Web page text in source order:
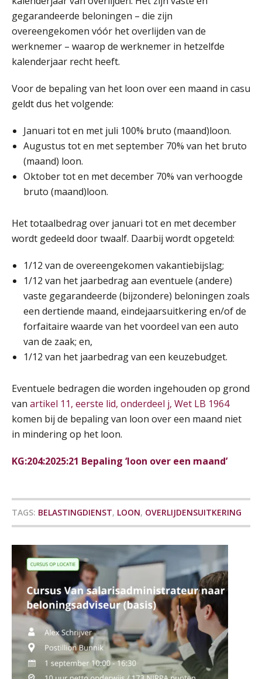
gegarandeerde beloningen – die zijn
overeengekomen vóór het overlijden van de
werknemer – waarop de werknemer in hetzelfde
kalenderjaar recht heeft.
Voor de bepaling van het loon over een maand in casu
geldt dus het volgende:
Januari tot en met juli 100% bruto (maand)loon.
Augustus tot en met september 70% van het bruto
(maand) loon.
Oktober tot en met december 70% van verhoogde
bruto (maand)loon.
Het totaalbedrag over januari tot en met december
wordt gedeeld door twaalf. Daarbij wordt opgeteld:
1/12 van de overeengekomen vakantiebijslag;
1/12 van het jaarbedrag aan eventuele (andere)
vaste gegarandeerde (bijzondere) beloningen zoals
een dertiende maand, eindejaarsuitkering en/of de
forfaitaire waarde van het voordeel van een auto
van de zaak; en,
1/12 van het jaarbedrag van een keuzebudget.
Eventuele bedragen die worden ingehouden op grond
van artikel 11, eerste lid, onderdeel j, Wet LB 1964
komen bij de bepaling van loon over een maand niet
in mindering op het loon.
KG:204:2025:21 Bepaling ‘loon over een maand’
TAGS: BELASTINGDIENST, LOON, OVERLIJDENSUITKERING
AUG
MOCuitgevers
28
AUG
Online Vakopleiding Payroll Services (VPS)
MOCuitgevers
28
AUG
Opfriscursus VPS (NIRPA PE)
Markus Verbeek Praehep
31
AUG
Praktijkdiploma Loonadministratie (PDL®)
Markus Verbeek Praehep
01
SEP
Cursus Van salarisadministrateur naar beloningsadviseur (basis)
MOCuitgevers
03
SEP
Online cursus Wwft voor salarisadministrateurs (inclusief praktijkmodellen)
MOCuitgevers
07
Online cursus Bedingen in de arbeidsovereenkomst
MOCuitgevers
08
SEP
Online Excel training voor de salarisadministrateur (verdieping)
SEP
MOCuitgevers
09
SEP
Cursus Samenwerken financiële- en salarisadministratie
MOCuitgevers
16
Online cursus Disfunctionerende werknemer: wat nu?
17
SEP
Training Grenzen aangeven met zelfvertrouwen en respect
MOCuitgevers
17
SEP
MOCuitgevers
17
SEP
Praktijkdiploma loonadministratie (PDL)
SD Worx
17
SEP
Cursus Samen sterk: efficiënte samenwerking tussen HR en salarisadministratie
MOCuitgevers